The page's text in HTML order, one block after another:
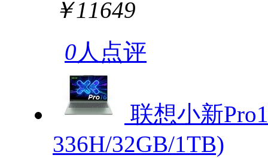
￥11649
0人点评
联想小新
336H/32GB/1TB)